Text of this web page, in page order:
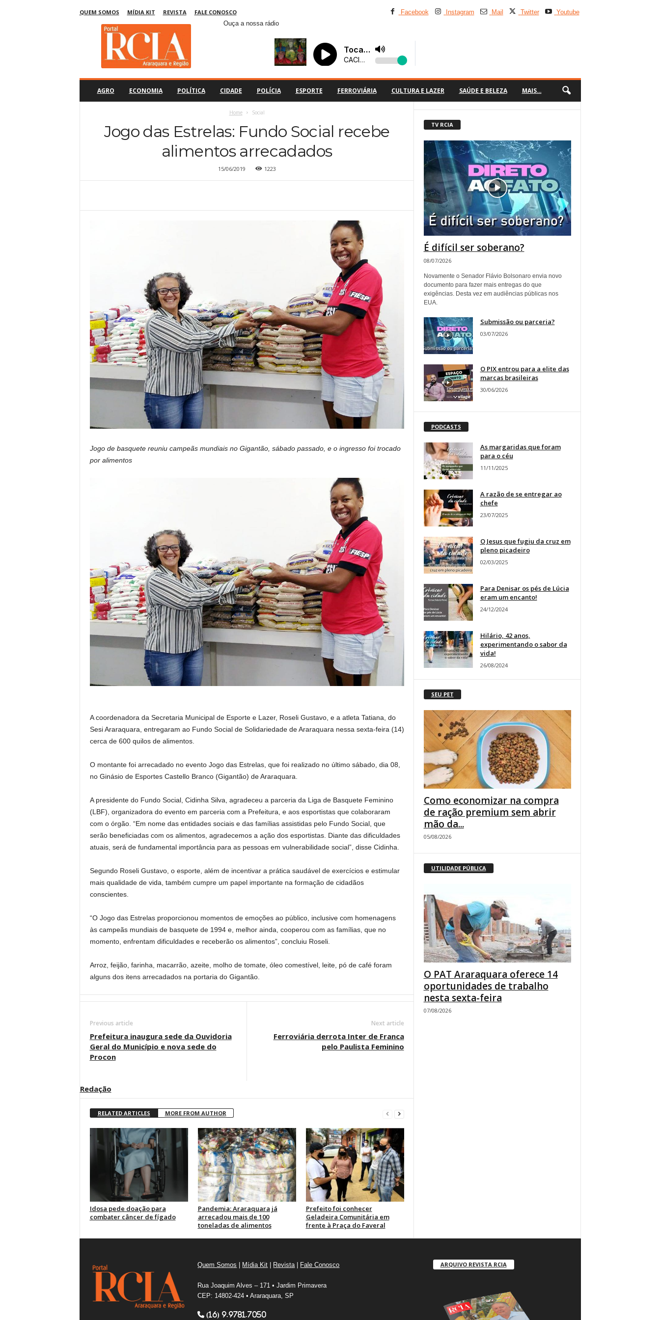
QUEM SOMOS MÍDIA KIT REVISTA FALE CONOSCO Facebook Instagram Mail Twitter
Youtube
Ouça a nossa rádio
AGRO ECONOMIA POLÍTICA CIDADE POLÍCIA ESPORTE FERROVIÁRIA CULTURA E LAZER SAÚDE E BELEZA MAIS…
Home Social
Jogo das Estrelas: Fundo Social recebe
alimentos arrecadados
15/06/2019 1223
Jogo de basquete reuniu campeãs mundiais no Gigantão, sábado passado, e o ingresso foi trocado
por alimentos
A coordenadora da Secretaria Municipal de Esporte e Lazer, Roseli Gustavo, e a atleta Tatiana, do
Sesi Araraquara, entregaram ao Fundo Social de Solidariedade de Araraquara nessa sexta-feira (14)
cerca de 600 quilos de alimentos.
O montante foi arrecadado no evento Jogo das Estrelas, que foi realizado no último sábado, dia 08,
no Ginásio de Esportes Castello Branco (Gigantão) de Araraquara.
A presidente do Fundo Social, Cidinha Silva, agradeceu a parceria da Liga de Basquete Feminino
(LBF), organizadora do evento em parceria com a Prefeitura, e aos esportistas que colaboraram
com o órgão. “Em nome das entidades sociais e das famílias assistidas pelo Fundo Social, que
serão beneficiadas com os alimentos, agradecemos a ação dos esportistas. Diante das dificuldades
atuais, será de fundamental importância para as pessoas em vulnerabilidade social”, disse Cidinha.
Segundo Roseli Gustavo, o esporte, além de incentivar a prática saudável de exercícios e estimular
mais qualidade de vida, também cumpre um papel importante na formação de cidadãos
conscientes.
“O Jogo das Estrelas proporcionou momentos de emoções ao público, inclusive com homenagens
às campeãs mundiais de basquete de 1994 e, melhor ainda, cooperou com as famílias, que no
momento, enfrentam dificuldades e receberão os alimentos”, concluiu Roseli.
Arroz, feijão, farinha, macarrão, azeite, molho de tomate, óleo comestível, leite, pó de café foram
alguns dos itens arrecadados na portaria do Gigantão.
Previous article
Prefeitura inaugura sede da Ouvidoria
Geral do Município e nova sede do
Procon
Next article
Ferroviária derrota Inter de Franca
pelo Paulista Feminino
Redação
RELATED ARTICLES MORE FROM AUTHOR
Idosa pede doação para
combater câncer de fígado
Pandemia: Araraquara já
arrecadou mais de 100
toneladas de alimentos
Prefeito foi conhecer
Geladeira Comunitária em
frente à Praça do Faveral
TV RCIA
É difícil ser soberano?
08/07/2026
Novamente o Senador Flávio Bolsonaro envia novo
documento para fazer mais entregas do que
exigências. Desta vez em audiências públicas nos
EUA.
Submissão ou parceria?
03/07/2026
O PIX entrou para a elite das
marcas brasileiras
30/06/2026
PODCASTS
As margaridas que foram
para o céu
11/11/2025
A razão de se entregar ao
chefe
23/07/2025
O Jesus que fugiu da cruz em
pleno picadeiro
02/03/2025
Para Denisar os pés de Lúcia
eram um encanto!
24/12/2024
Hilário, 42 anos,
experimentando o sabor da
vida!
26/08/2024
SEU PET
Como economizar na compra
de ração premium sem abrir
mão da...
05/08/2026
UTILIDADE PÚBLICA
O PAT Araraquara oferece 14
oportunidades de trabalho
nesta sexta-feira
07/08/2026
Quem Somos Mídia Kit Revista Fale Conosco
Rua Joaquim Alves – 171 • Jardim Primavera
CEP: 14802-424 • Araraquara, SP
(16) 9.9781.7050
ARQUIVO REVISTA RCIA